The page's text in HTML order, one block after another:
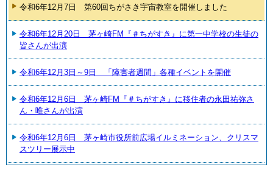
令和6年12月7日 第60回ちがさき宇宙教室を開催しました
令和6年12月20日 茅ヶ崎FM『＃ちがすき』に第一中学校の生徒の
皆さんが出演
令和6年12月3日～9日 「障害者週間」各種イベントを開催
令和6年12月6日 茅ヶ崎FM『＃ちがすき』に移住者の永田祐弥さ
ん・唯さんが出演
令和6年12月6日 茅ヶ崎市役所前広場イルミネーション、クリスマ
スツリー展示中